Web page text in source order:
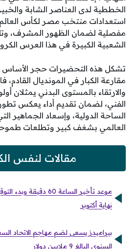
الخططية لدى العناصر الشابة
مفصلية لضمان الظهور المشرف،
الشعبية الكبيرة في هذا العرس
تشكل هذه التحضيرات حجر الأساس
مقارعة الكبار في المونديال القادم،
والارتقاء بالمستوى البدني يمثلان
الفني، لضمان تقديم أداء يعكس
الساحة الدولية، وإسعاد الجماهير
العالمي بشغف كبير وتطلعات
مقالات لنفس
موعد تأخير الساعة 60
نهاية أكتوبر
بيراميدز يسعى لضم مهاجم الاتحاد
السنوي البالغ 9 ملايين دولار